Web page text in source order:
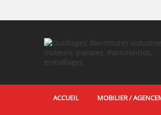
ACCUEIL MOBILIER /